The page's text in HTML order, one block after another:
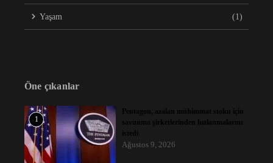
Yaşam (1)
Öne çıkanlar
1
Pentagon, azalan mühimmat stoku için
savunma şirketlerinden hızlanmalarını
istedi
Ağustos 9, 2026